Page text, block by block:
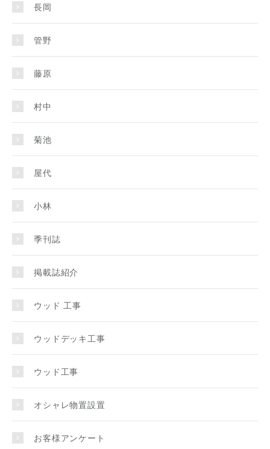
長岡
管野
藤原
村中
菊池
屋代
小林
季刊誌
掲載誌紹介
ウッド 工事
ウッドデッキ工事
ウッド工事
オシャレ物置設置
お客様アンケート